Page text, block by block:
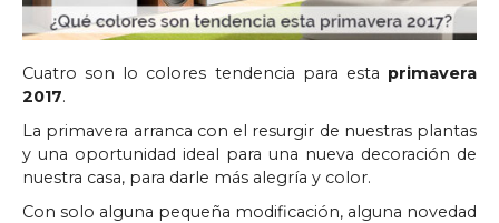
Cuatro son lo colores tendencia para esta primavera
2017.
La primavera arranca con el resurgir de nuestras plantas
y una oportunidad ideal para una nueva decoración de
nuestra casa, para darle más alegría y color.
Con solo alguna pequeña modificación, alguna novedad